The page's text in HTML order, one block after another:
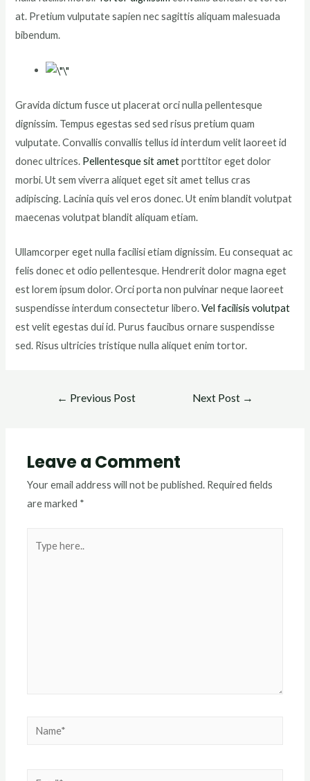
at. Pretium vulputate sapien nec sagittis aliquam malesuada
bibendum.
Gravida dictum fusce ut placerat orci nulla pellentesque
dignissim. Tempus egestas sed sed risus pretium quam
vulputate. Convallis convallis tellus id interdum velit laoreet id
donec ultrices. Pellentesque sit ametporttitor eget dolor
morbi. Ut sem viverra aliquet eget sit amet tellus cras
adipiscing. Lacinia quis vel eros donec. Ut enim blandit volutpat
maecenas volutpat blandit aliquam etiam.
Ullamcorper eget nulla facilisi etiam dignissim. Eu consequat ac
felis donec et odio pellentesque. Hendrerit dolor magna eget
est lorem ipsum dolor. Orci porta non pulvinar neque laoreet
suspendisse interdum consectetur libero.Vel facilisis volutpat
est velit egestas dui id. Purus faucibus ornare suspendisse
sed. Risus ultricies tristique nulla aliquet enim tortor.
← Previous Post Next Post →
Leave a Comment
Your email address will not be published. Required fields
are marked *